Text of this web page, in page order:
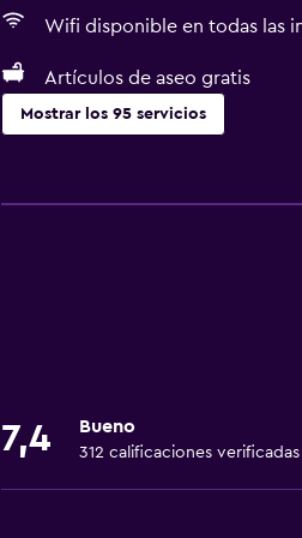
Wifi disponible en todas las
Artículos de aseo gratis
Mostrar los 95 servicios
Tienda de regalos
Submarinismo
7,4 Bueno
312 calificaciones verificadas